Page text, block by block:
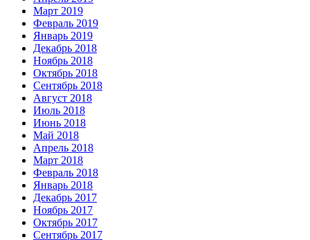
Март 2019
Февраль 2019
Январь 2019
Декабрь 2018
Ноябрь 2018
Октябрь 2018
Сентябрь 2018
Август 2018
Июль 2018
Июнь 2018
Май 2018
Апрель 2018
Март 2018
Февраль 2018
Январь 2018
Декабрь 2017
Ноябрь 2017
Октябрь 2017
Сентябрь 2017